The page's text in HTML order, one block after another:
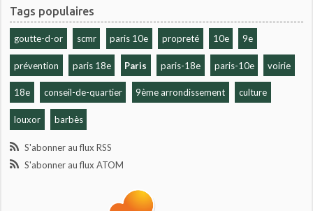
Tags populaires
goutte-d-or scmr paris 10e propreté 10e 9e
prévention paris 18e Paris paris-18e paris-10e voirie
18e conseil-de-quartier 9ème arrondissement culture
louxor barbès
S'abonner au flux RSS
S'abonner au flux ATOM